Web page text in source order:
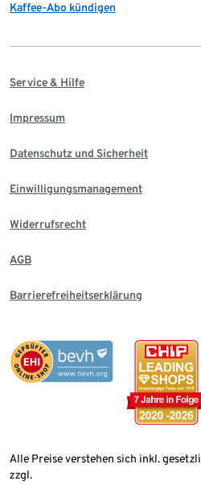
Kaffee-Abo kündigen
Service & Hilfe
Impressum
Datenschutz und Sicherheit
Einwilligungsmanagement
Widerrufsrecht
AGB
Barrierefreiheitserklärung
Alle Preise verstehen sich inkl.
zzgl.